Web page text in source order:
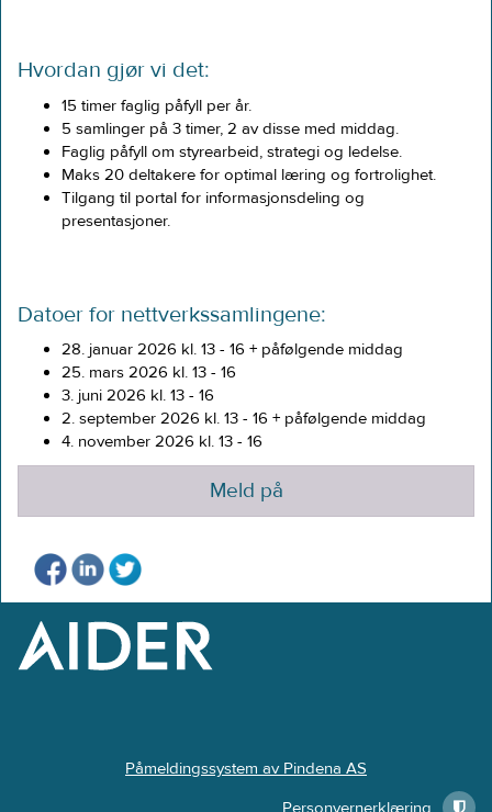
Hvordan gjør vi det: ​​
15 timer faglig påfyll per år.​
5 samlinger på 3 timer, 2 av disse med middag.​
Faglig påfyll om styrearbeid, strategi og ledelse.​
Maks 20 deltakere for optimal læring og fortrolighet.​
Tilgang til portal for informasjonsdeling og
presentasjoner.​
Datoer for nettverkssamlingene:
28. januar 2026 kl. 13 - 16 + påfølgende middag
25. mars 2026 kl. 13 - 16
3. juni 2026 kl. 13 - 16
2. september 2026 kl. 13 - 16 + påfølgende middag
4. november 2026 kl. 13 - 16
Meld på
Påmeldingssystem av Pindena AS